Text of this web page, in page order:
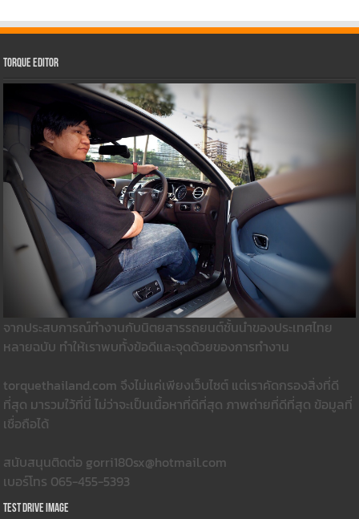
Torque Editor
จากประสบการณ์ทำงานกับนิตยสารรถยนต์ชั้นนำของประเทศไทย
หลายฉบับ ทำให้เราพบทั้งข้อดีและจุดด้วยของการทำงาน
torquethailand.com จึงไม่แค่เพียงเว็บไซต์ แต่เราคัดกรองสิ่งที่ดี
ที่สุด มารวมใว้ที่นี่ ไม่ว่าจะเป็นเนื้อหาที่ดีที่สุด ภาพถ่ายที่ดีที่สุด ข้อมูลที่
เชื่อถือได้
สนับสนุนติดต่อ gorri180sx@hotmail.com
เบอร์โทร 065-455-5393
Test Drive Image